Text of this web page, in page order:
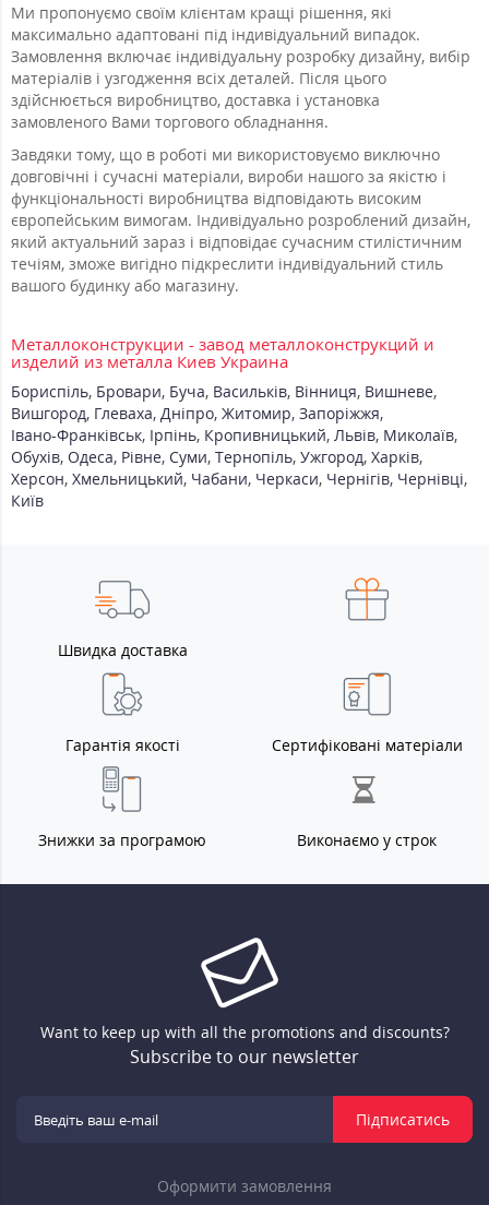
Ми пропонуємо своїм клієнтам кращі рішення, які
максимально адаптовані під індивідуальний випадок.
Замовлення включає індивідуальну розробку дизайну, вибір
матеріалів і узгодження всіх деталей. Після цього
здійснюється виробництво, доставка і установка
замовленого Вами торгового обладнання.
Завдяки тому, що в роботі ми використовуємо виключно
довговічні і сучасні матеріали, вироби нашого за якістю і
функціональності виробництва відповідають високим
європейським вимогам. Індивідуально розроблений дизайн,
який актуальний зараз і відповідає сучасним стилістичним
течіям, зможе вигідно підкреслити індивідуальний стиль
вашого будинку або магазину.
Металлоконструкции - завод металлоконструкций и
изделий из металла Киев Украина
Бориспіль, Бровари, Буча, Васильків, Вінниця, Вишневе,
Вишгород, Глеваха, Дніпро, Житомир, Запоріжжя,
Івано-Франківськ, Ірпінь, Кропивницький, Львів, Миколаїв,
Обухів, Одеса, Рівне, Суми, Тернопіль, Ужгород, Харків,
Херсон, Хмельницький, Чабани, Черкаси, Чернігів, Чернівці,
Київ
Швидка доставка
Гарантія якості Сертифіковані матеріали
Знижки за програмою Виконаємо у строк
Want to keep up with all the promotions and discounts?
Subscribe to our newsletter
Підписатись
Оформити замовлення